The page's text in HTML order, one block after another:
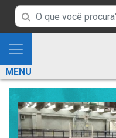
Campo
de
Busca
de
informações
Campo
de
de
informações
Mostra
e
Esconde
Menu
MENU